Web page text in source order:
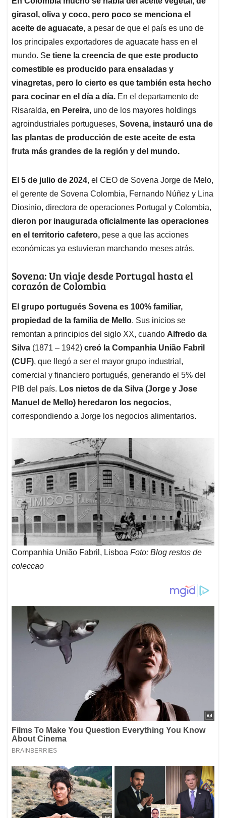
s
A
p
p
b
o
o
k
e
d
I
n
l
a
d
s
girasol, oliva y coco, pero poco se menciona el
aceite de aguacate, a pesar de que el país es uno de
los principales exportadores de aguacate hass en el
mundo. Se tiene la creencia de que este producto
comestible es producido para ensaladas y
vinagretas, pero lo cierto es que también esta hecho
para cocinar en el día a día. En el departamento de
Risaralda, en Pereira, uno de los mayores holdings
agroindustriales portugueses, Sovena, instauró una de
las plantas de producción de este aceite de esta
fruta más grandes de la región y del mundo.
El 5 de julio de 2024, el CEO de Sovena Jorge de Melo,
el gerente de Sovena Colombia, Fernando Núñez y Lina
Diosinio, directora de operaciones Portugal y Colombia,
dieron por inaugurada oficialmente las operaciones
en el territorio cafetero, pese a que las acciones
económicas ya estuvieran marchando meses atrás.
Sovena: Un viaje desde Portugal hasta el
corazón de Colombia
El grupo portugués Sovena es 100% familiar,
propiedad de la familia de Mello. Sus inicios se
remontan a principios del siglo XX, cuando Alfredo da
Silva (1871 – 1942) creó la Companhia União Fabril
(CUF), que llegó a ser el mayor grupo industrial,
comercial y financiero portugués, generando el 5% del
PIB del país. Los nietos de da Silva (Jorge y Jose
Manuel de Mello) heredaron los negocios,
correspondiendo a Jorge los negocios alimentarios.
Companhia União Fabril, Lisboa Foto: Blog restos de
coleccao